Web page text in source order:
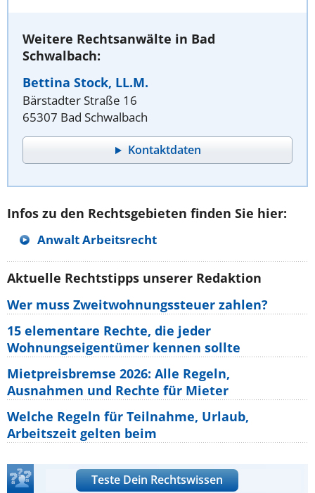
Weitere Rechtsanwälte in Bad
Schwalbach:
Bettina Stock, LL.M.
Bärstadter Straße 16
65307 Bad Schwalbach
Kontaktdaten
Infos zu den Rechtsgebieten finden Sie hier:
Anwalt Arbeitsrecht
Aktuelle Rechtstipps unserer Redaktion
Wer muss Zweitwohnungssteuer zahlen?
15 elementare Rechte, die jeder
Wohnungseigentümer kennen sollte
Mietpreisbremse 2026: Alle Regeln,
Ausnahmen und Rechte für Mieter
Welche Regeln für Teilnahme, Urlaub,
Arbeitszeit gelten beim
Teste Dein Rechtswissen